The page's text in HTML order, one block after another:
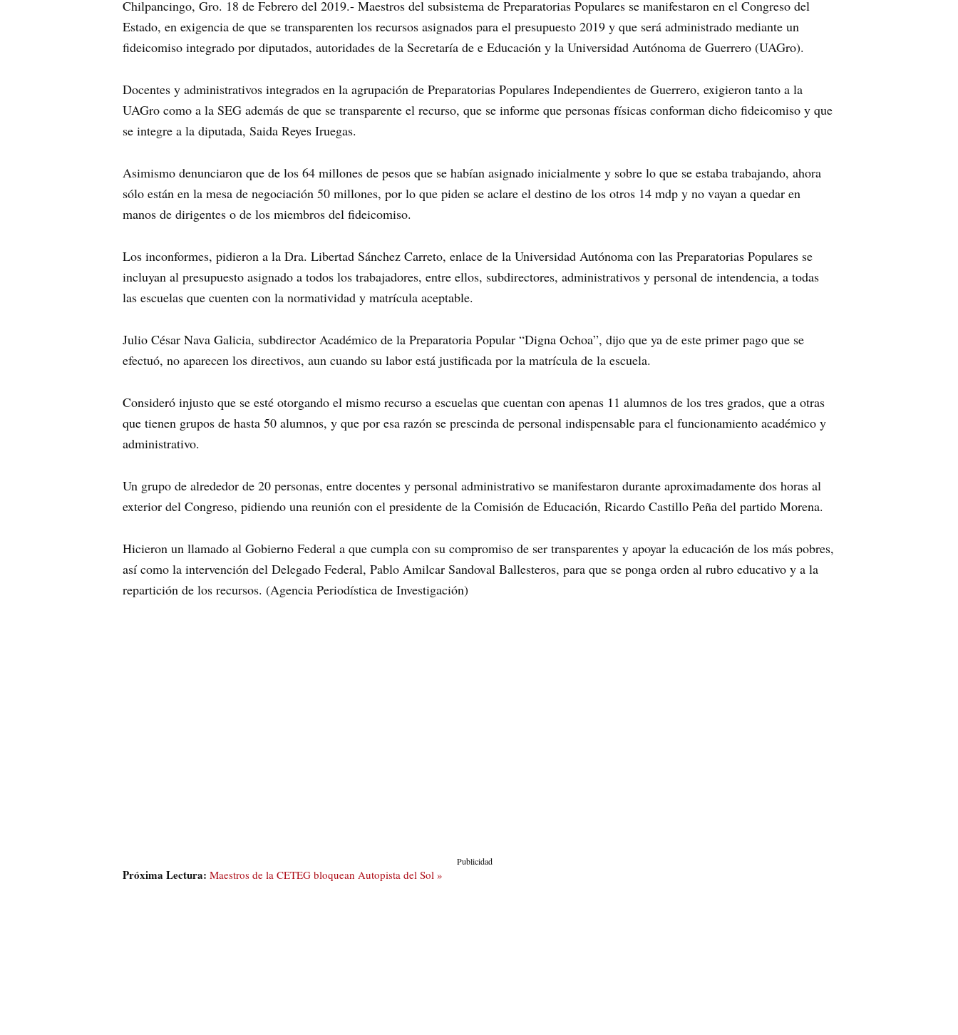
Chilpancingo, Gro. 18 de Febrero del 2019.- Maestros del subsistema de Preparatorias Populares se manifestaron en el Congreso del
Estado, en exigencia de que se transparenten los recursos asignados para el presupuesto 2019 y que será administrado mediante un
fideicomiso integrado por diputados, autoridades de la Secretaría de e Educación y la Universidad Autónoma de Guerrero (UAGro).
Docentes y administrativos integrados en la agrupación de Preparatorias Populares Independientes de Guerrero, exigieron tanto a la
UAGro como a la SEG además de que se transparente el recurso, que se informe que personas físicas conforman dicho fideicomiso y que
se integre a la diputada, Saida Reyes Iruegas.
Asimismo denunciaron que de los 64 millones de pesos que se habían asignado inicialmente y sobre lo que se estaba trabajando, ahora
sólo están en la mesa de negociación 50 millones, por lo que piden se aclare el destino de los otros 14 mdp y no vayan a quedar en
manos de dirigentes o de los miembros del fideicomiso.
Los inconformes, pidieron a la Dra. Libertad Sánchez Carreto, enlace de la Universidad Autónoma con las Preparatorias Populares se
incluyan al presupuesto asignado a todos los trabajadores, entre ellos, subdirectores, administrativos y personal de intendencia, a todas
las escuelas que cuenten con la normatividad y matrícula aceptable.
Julio César Nava Galicia, subdirector Académico de la Preparatoria Popular “Digna Ochoa”, dijo que ya de este primer pago que se
efectuó, no aparecen los directivos, aun cuando su labor está justificada por la matrícula de la escuela.
Consideró injusto que se esté otorgando el mismo recurso a escuelas que cuentan con apenas 11 alumnos de los tres grados, que a otras
que tienen grupos de hasta 50 alumnos, y que por esa razón se prescinda de personal indispensable para el funcionamiento académico y
administrativo.
Un grupo de alrededor de 20 personas, entre docentes y personal administrativo se manifestaron durante aproximadamente dos horas al
exterior del Congreso, pidiendo una reunión con el presidente de la Comisión de Educación, Ricardo Castillo Peña del partido Morena.
Hicieron un llamado al Gobierno Federal a que cumpla con su compromiso de ser transparentes y apoyar la educación de los más pobres,
así como la intervención del Delegado Federal, Pablo Amilcar Sandoval Ballesteros, para que se ponga orden al rubro educativo y a la
repartición de los recursos. (Agencia Periodística de Investigación)
Publicidad
Próxima Lectura: Maestros de la CETEG bloquean Autopista del Sol »